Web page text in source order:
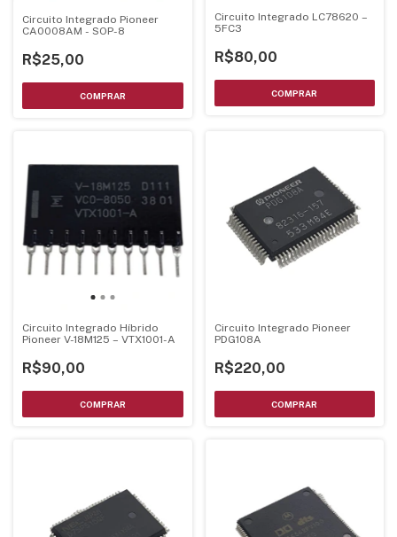
Circuito Integrado Pioneer
CA0008AM - SOP-8
R$25,00
Circuito Integrado LC78620 –
5FC3
R$80,00
Circuito Integrado Híbrido
Pioneer V-18M125 – VTX1001-A
R$90,00
Circuito Integrado Pioneer
PDG108A
R$220,00